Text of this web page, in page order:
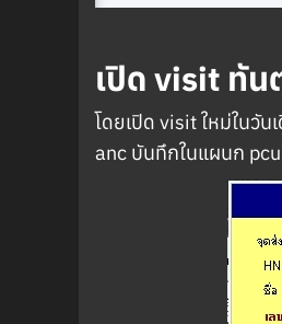
เปิด visit ทัน
โดยเปิด visit ใหม่ในวั
anc บันทึกในแผนก